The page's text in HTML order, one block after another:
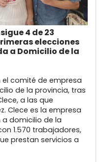
4 de 23
elecciones
a Domicilio de la
comité de empresa
de la provincia, tras
a las que
Clece es la empresa
domicilio de la
1.570 trabajadores,
prestan servicios a